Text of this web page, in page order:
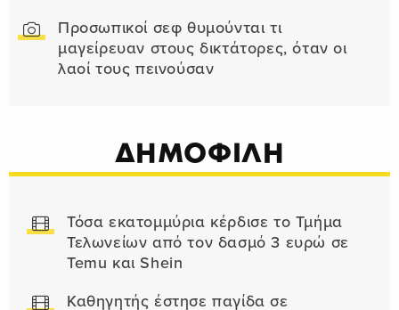
Προσωπικοί σεφ θυμούνται τι
μαγείρευαν στους δικτάτορες, όταν οι
λαοί τους πεινούσαν
ΔΗΜΟΦΙΛΗ
Τόσα εκατομμύρια κέρδισε το Τμήμα
Τελωνείων από τον δασμό 3 ευρώ σε
Temu και Shein
Καθηγητής έστησε παγίδα σε